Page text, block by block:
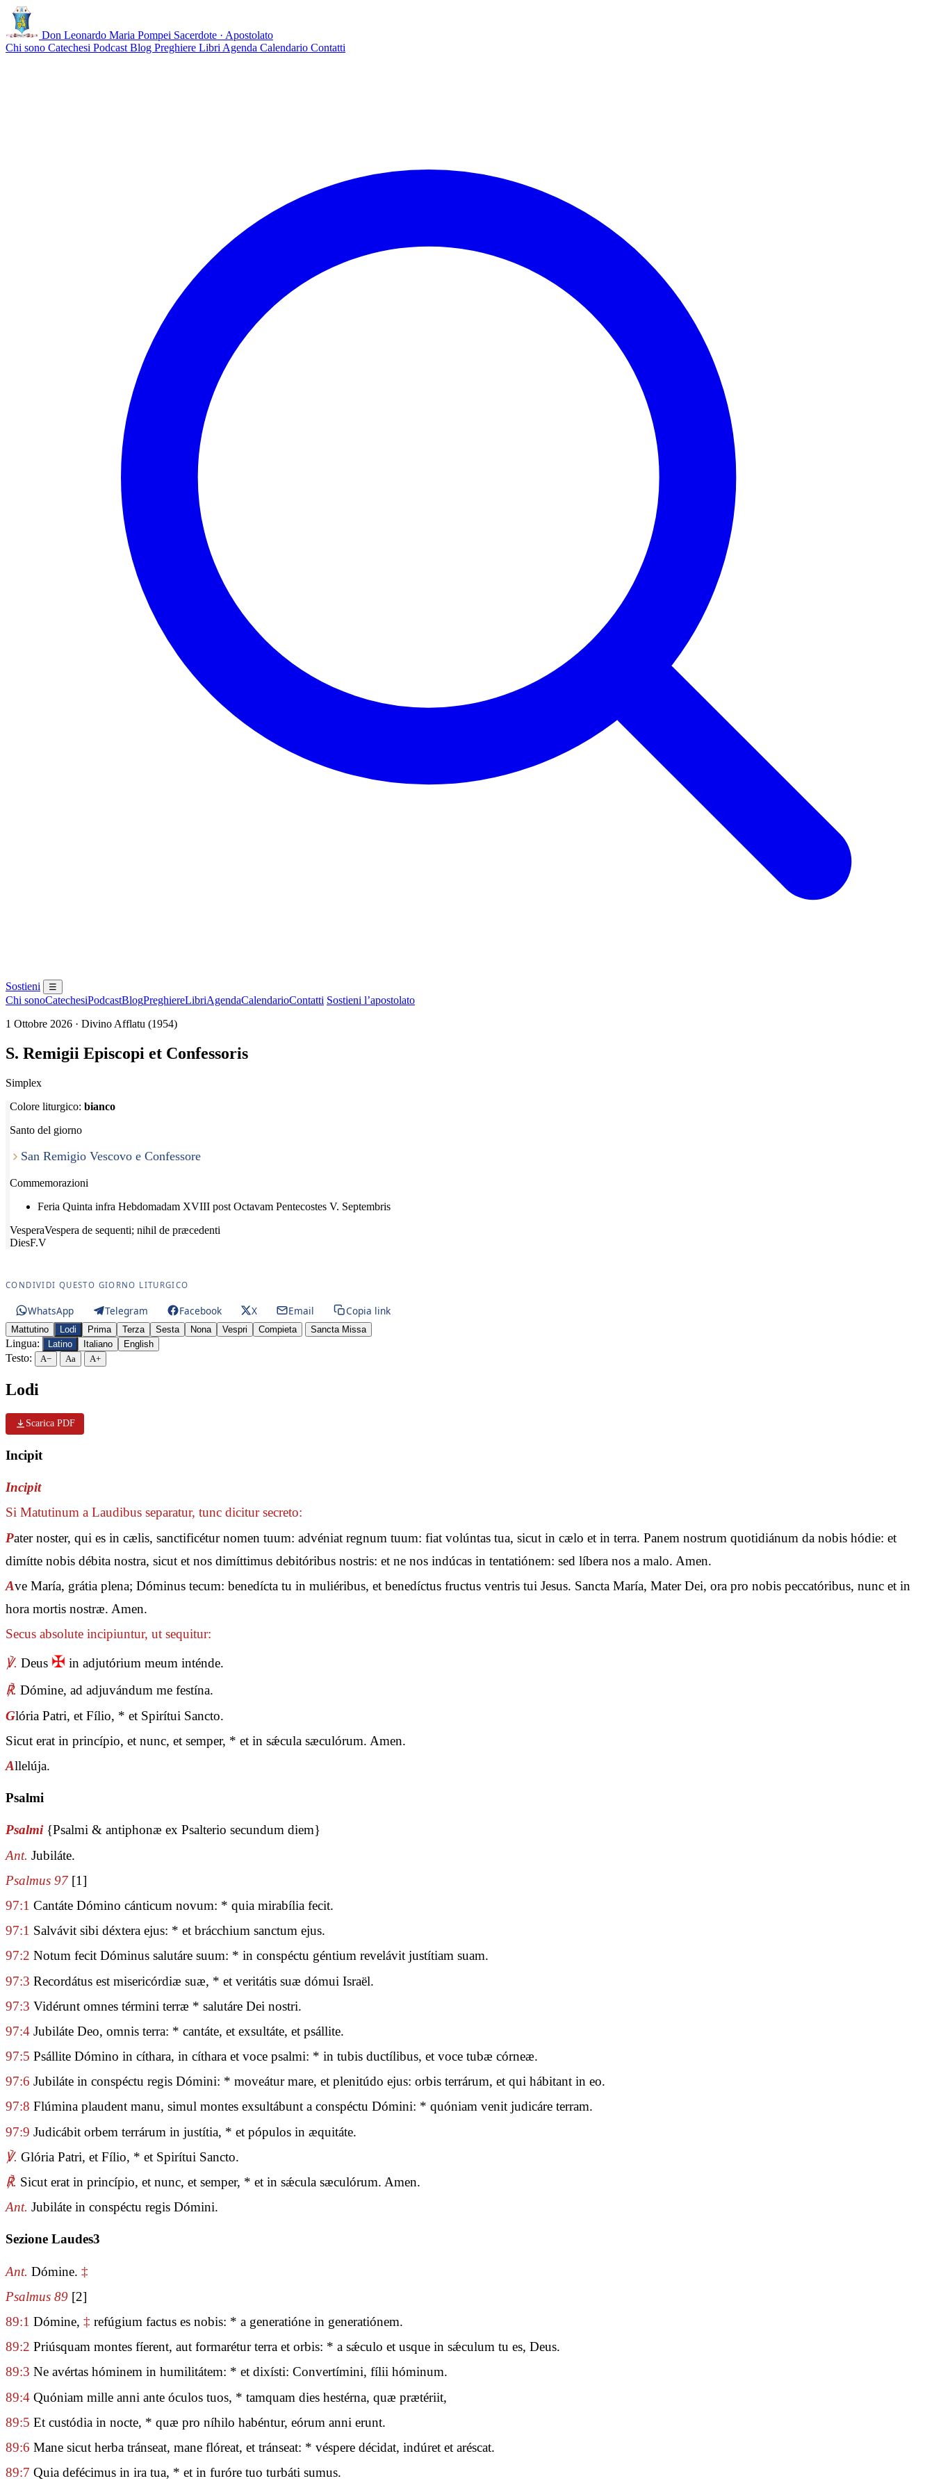
Don Leonardo Maria Pompei Sacerdote · Apostolato
Chi sono Catechesi Podcast Blog Preghiere Libri Agenda Calendario Contatti
Sostieni ☰
Chi sonoCatechesiPodcastBlogPreghiereLibriAgendaCalendarioContatti Sostieni l’apostolato
1 Ottobre 2026 · Divino Afflatu (1954)
S. Remigii Episcopi et Confessoris
Simplex
Colore liturgico: bianco
Santo del giorno
San Remigio Vescovo e Confessore
Commemorazioni
Feria Quinta infra Hebdomadam XVIII post Octavam Pentecostes V. Septembris
VesperaVespera de sequenti; nihil de præcedenti
DiesF.V
CONDIVIDI QUESTO GIORNO LITURGICO
WhatsApp Telegram Facebook X Email Copia link
Mattutino Lodi Prima Terza Sesta Nona Vespri Compieta Sancta Missa
Lingua: Latino Italiano English
Testo: A− Aa A+
Lodi
Scarica PDF
Incipit
Incipit
Si Matutinum a Laudibus separatur, tunc dicitur secreto:
Pater noster, qui es in cælis, sanctificétur nomen tuum: advéniat regnum tuum: fiat volúntas tua, sicut in cælo et in terra. Panem nostrum quotidiánum da nobis hódie: et
dimítte nobis débita nostra, sicut et nos dimíttimus debitóribus nostris: et ne nos indúcas in tentatiónem: sed líbera nos a malo. Amen.
Ave María, grátia plena; Dóminus tecum: benedícta tu in muliéribus, et benedíctus fructus ventris tui Jesus. Sancta María, Mater Dei, ora pro nobis peccatóribus, nunc et in
hora mortis nostræ. Amen.
Secus absolute incipiuntur, ut sequitur:
℣. Deus ✠ in adjutórium meum inténde.
℟. Dómine, ad adjuvándum me festína.
Glória Patri, et Fílio, * et Spirítui Sancto.
Sicut erat in princípio, et nunc, et semper, * et in sǽcula sæculórum. Amen.
Allelúja.
Psalmi
Psalmi {Psalmi & antiphonæ ex Psalterio secundum diem}
Ant. Jubiláte.
Psalmus 97 [1]
97:1 Cantáte Dómino cánticum novum: * quia mirabília fecit.
97:1 Salvávit sibi déxtera ejus: * et brácchium sanctum ejus.
97:2 Notum fecit Dóminus salutáre suum: * in conspéctu géntium revelávit justítiam suam.
97:3 Recordátus est misericórdiæ suæ, * et veritátis suæ dómui Israël.
97:3 Vidérunt omnes términi terræ * salutáre Dei nostri.
97:4 Jubiláte Deo, omnis terra: * cantáte, et exsultáte, et psállite.
97:5 Psállite Dómino in cíthara, in cíthara et voce psalmi: * in tubis ductílibus, et voce tubæ córneæ.
97:6 Jubiláte in conspéctu regis Dómini: * moveátur mare, et plenitúdo ejus: orbis terrárum, et qui hábitant in eo.
97:8 Flúmina plaudent manu, simul montes exsultábunt a conspéctu Dómini: * quóniam venit judicáre terram.
97:9 Judicábit orbem terrárum in justítia, * et pópulos in æquitáte.
℣. Glória Patri, et Fílio, * et Spirítui Sancto.
℟. Sicut erat in princípio, et nunc, et semper, * et in sǽcula sæculórum. Amen.
Ant. Jubiláte in conspéctu regis Dómini.
Sezione Laudes3
Ant. Dómine. ‡
Psalmus 89 [2]
89:1 Dómine, ‡ refúgium factus es nobis: * a generatióne in generatiónem.
89:2 Priúsquam montes fíerent, aut formarétur terra et orbis: * a sǽculo et usque in sǽculum tu es, Deus.
89:3 Ne avértas hóminem in humilitátem: * et dixísti: Convertímini, fílii hóminum.
89:4 Quóniam mille anni ante óculos tuos, * tamquam dies hestérna, quæ prætériit,
89:5 Et custódia in nocte, * quæ pro níhilo habéntur, eórum anni erunt.
89:6 Mane sicut herba tránseat, mane flóreat, et tránseat: * véspere décidat, indúret et aréscat.
89:7 Quia defécimus in ira tua, * et in furóre tuo turbáti sumus.